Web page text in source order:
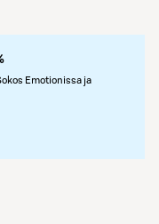
Emotionissa ja